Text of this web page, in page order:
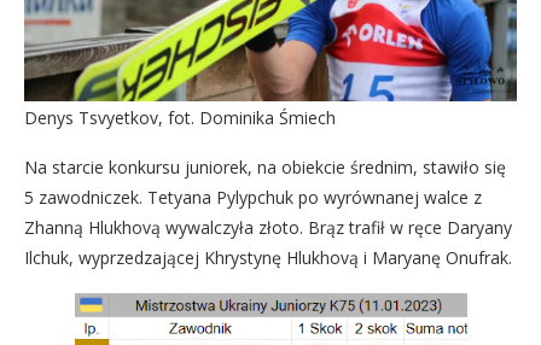
Denys Tsvyetkov, fot. Dominika Śmiech
Na starcie konkursu juniorek, na obiekcie średnim, stawiło się
5 zawodniczek. Tetyana Pylypchuk po wyrównanej walce z
Zhanną Hlukhovą wywalczyła złoto. Brąz trafił w ręce Daryany
Ilchuk, wyprzedzającej Khrystynę Hlukhovą i Maryanę Onufrak.